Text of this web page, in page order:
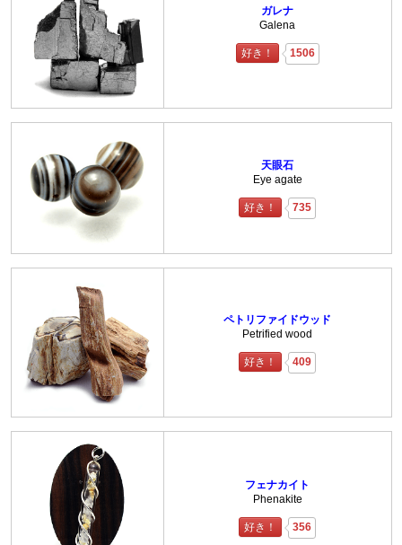
ガレナ
Galena
好き！ 1506
天眼石
Eye agate
好き！ 735
ペトリファイドウッド
Petrified wood
好き！ 409
フェナカイト
Phenakite
好き！ 356